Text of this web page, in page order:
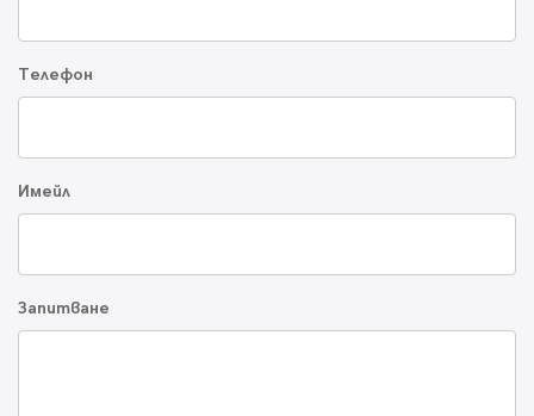
Телефон
Имейл
Запитване